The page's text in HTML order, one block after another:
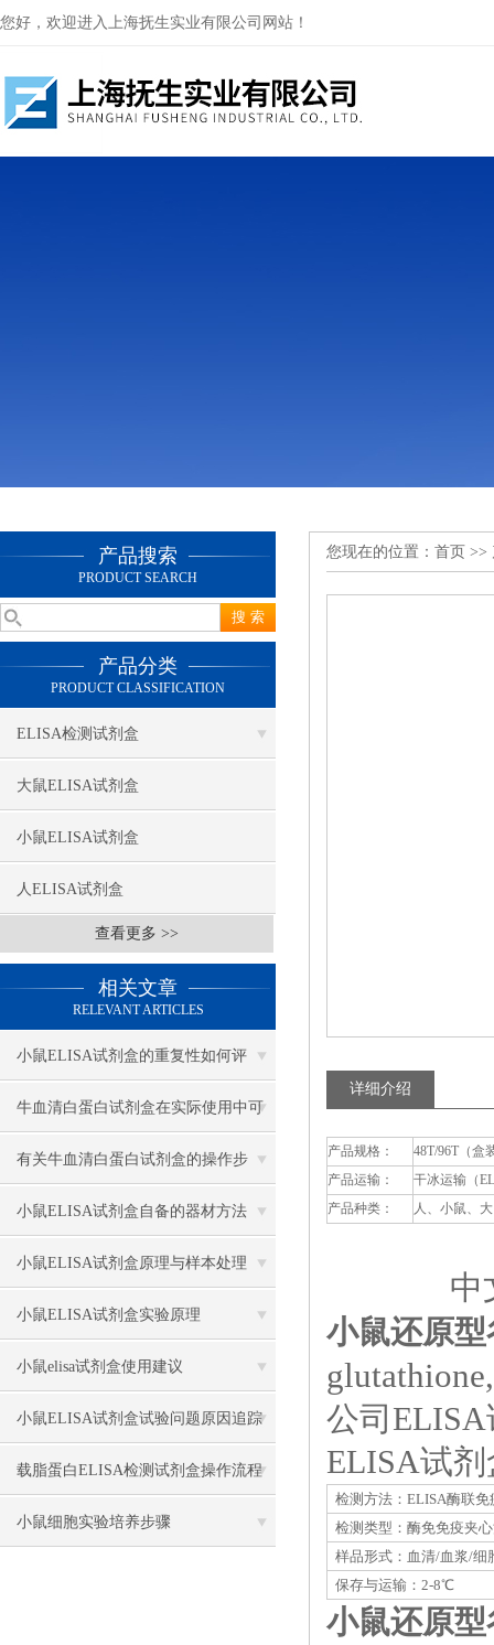
您好，欢迎进入上海抚生实业有限公司网站！
产品搜索
PRODUCT SEARCH
产品分类
PRODUCT CLASSIFICATION
ELISA检测试剂盒
大鼠ELISA试剂盒
小鼠ELISA试剂盒
人ELISA试剂盒
查看更多 >>
相关文章
RELEVANT ARTICLES
小鼠ELISA试剂盒的重复性如何评
估？
牛血清白蛋白试剂盒在实际使用中可
分为多种类型测定
有关牛血清白蛋白试剂盒的操作步
骤，以下有详细说明
小鼠ELISA试剂盒自备的器材方法
小鼠ELISA试剂盒原理与样本处理
小鼠ELISA试剂盒实验原理
小鼠elisa试剂盒使用建议
小鼠ELISA试剂盒试验问题原因追踪
载脂蛋白ELISA检测试剂盒操作流程
方法
小鼠细胞实验培养步骤
您现在的位置： 首页 >>
详细介绍
产品规格：
48T/96T（盒
产品运输：
干冰运输（
产品种类：
人、小鼠、
中
小鼠还原
公司
ELISA试
检测方法：ELISA酶联免
检测类型：酶免免疫夹
样品形式：血清/血浆/细
保存与运输：2-8℃
小鼠还原